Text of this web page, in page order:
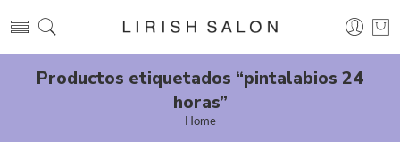
Productos etiquetados “pintalabios 24
horas”
Home